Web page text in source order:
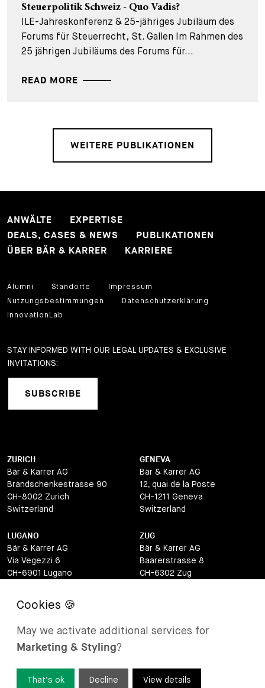
Steuerpolitik Schweiz - Quo Vadis?
ILE-Jahreskonferenz & 25-jähriges Jubiläum des
Forums für Steuerrecht, St. Gallen Im Rahmen des
25 jährigen Jubiläums des Forums für...
READ MORE
WEITERE PUBLIKATIONEN
ANWÄLTE
EXPERTISE
DEALS, CASES & NEWS
PUBLIKATIONEN
ÜBER BÄR & KARRER
KARRIERE
Alumni Standorte
Impressum
Nutzungsbestimmungen
Datenschutzerklärung
InnovationLab
STAY INFORMED WITH OUR LEGAL UPDATES & EXCLUSIVE
INVITATIONS:
SUBSCRIBE
ZURICH
Bär & Karrer AG
Brandschenkestrasse 90
CH-8002 Zurich
Switzerland
GENEVA
Bär & Karrer AG
12, quai de la Poste
CH-1211 Geneva
Switzerland
LUGANO
Bär & Karrer AG
Via Vegezzi 6
CH-6901 Lugano
ZUG
Bär & Karrer AG
Baarerstrasse 8
CH-6302 Zug
BASEL
Lange Gasse 47
CH-4052 Basel
Via Maistra 2
May we activate additional services for
Marketing & Styling?
View details
Decline
That’s ok